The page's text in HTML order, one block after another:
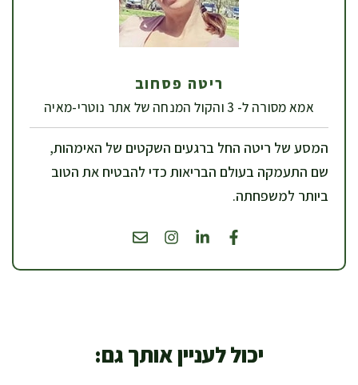
ריטה פסחוב
אמא מסורה ל- 3 והקול המנחה של אתר נוטרי-מאיה
המסע של ריטה החל ברגעים השקטים של האימהות,
שם התעמקה בעולם הבריאות כדי להבטיח את הטוב
ביותר למשפחתה.
יכול לעניין אותך גם: